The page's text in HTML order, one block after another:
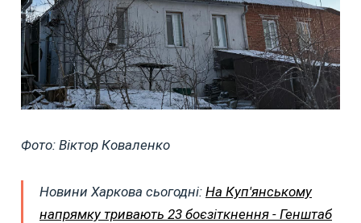
Фото: Віктор Коваленко
Новини Харкова сьогодні: На Куп'янському
напрямку тривають 23 боєзіткнення - Генштаб